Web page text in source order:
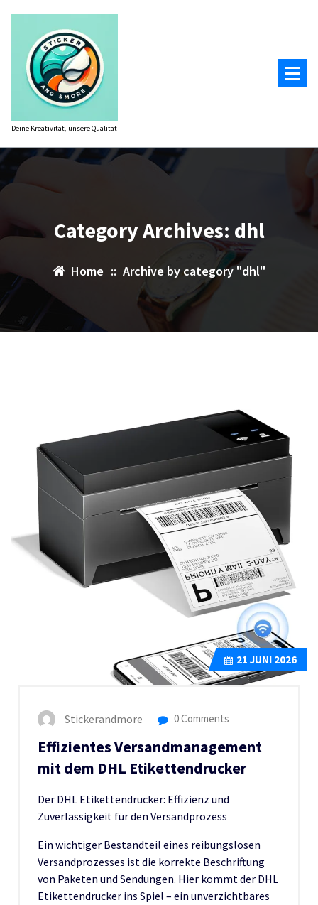
springen
Deine Kreativität, unsere Qualität
Category Archives: dhl
Home :: Archive by category "dhl"
21 JUNI 2026
Stickerandmore 0 Comments
Effizientes Versandmanagement
mit dem DHL Etikettendrucker
Der DHL Etikettendrucker: Effizienz und
Zuverlässigkeit für den Versandprozess
Ein wichtiger Bestandteil eines reibungslosen
Versandprozesses ist die korrekte Beschriftung
von Paketen und Sendungen. Hier kommt der DHL
Etikettendrucker ins Spiel – ein unverzichtbares